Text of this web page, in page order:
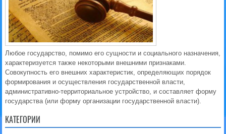
Любое государство, помимо его сущности и социального назначения,
характеризуется также некоторыми внешними признаками.
Совокупность его внешних характеристик, определяющих порядок
формирования и осуществления государственной власти,
административно-территориальное устройство, и составляет форму
государства (или форму организации государственной власти).
КАТЕГОРИИ